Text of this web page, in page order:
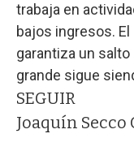
trabaja en
bajos ingresos.
garantiza un
grande sigue
SEGUIR
Joaquín Secco